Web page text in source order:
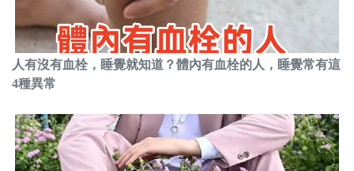
人有沒有血栓，睡覺就知道？體內有血栓的人，睡覺常有這
4種異常